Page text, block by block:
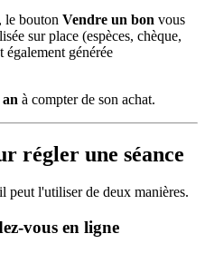
, le bouton Vendre un bon vous
sur place (espèces, chèque,
générée
à compter de son achat.
régler une séance
peut l'utiliser de deux manières.
vous en ligne